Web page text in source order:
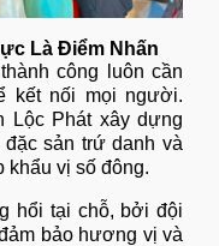
Là Điểm Nhấn
công luôn cần
kết nối mọi người.
Lộc Phát xây dựng
sản trứ danh và
khẩu vị số đông.
hổi tại chỗ, bởi đội
bảo hương vị và